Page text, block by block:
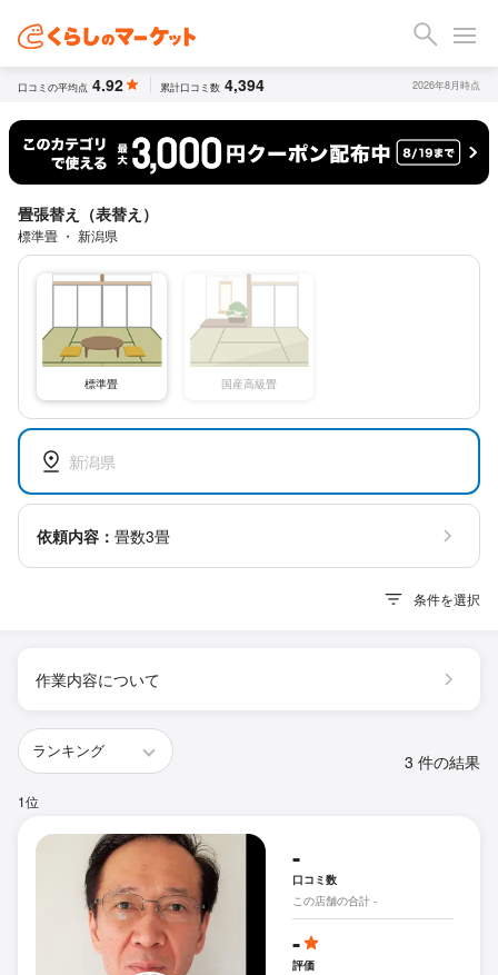
口コミの平均点 4.92 累計口コミ数 4,394 2026年8月時点
畳張替え（表替え）
標準畳 ・ 新潟県
標準畳 国産高級畳
新潟県
依頼内容： 畳数3畳
条件を選択
作業内容について
3 件の結果
1位
-
口コミ数
この店舗の合計 -
-
評価